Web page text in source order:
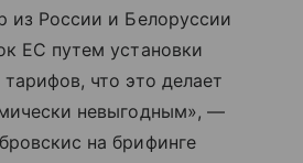
из России и Белоруссии
ЕС путем установки
что это делает
невыгодным», —
на брифинге